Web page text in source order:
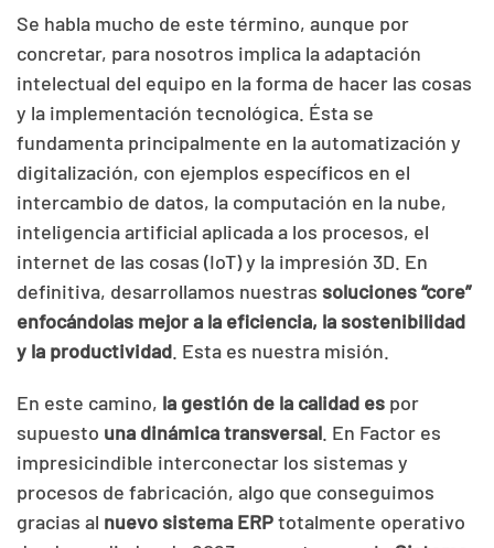
Se habla mucho de este término, aunque por
concretar, para nosotros implica la adaptación
intelectual del equipo en la forma de hacer las cosas
y la implementación tecnológica. Ésta se
fundamenta principalmente en la automatización y
digitalización, con ejemplos específicos en el
intercambio de datos, la computación en la nube,
inteligencia artificial aplicada a los procesos, el
internet de las cosas (IoT) y la impresión 3D. En
definitiva, desarrollamos nuestras soluciones “core”
enfocándolas mejor a la eficiencia, la sostenibilidad
y la productividad . Esta es nuestra misión.
En este camino, la gestión de la calidad es por
supuesto una dinámica transversal . En Factor es
impresicindible interconectar los sistemas y
procesos de fabricación, algo que conseguimos
gracias al nuevo sistema ERPtotalmente operativo